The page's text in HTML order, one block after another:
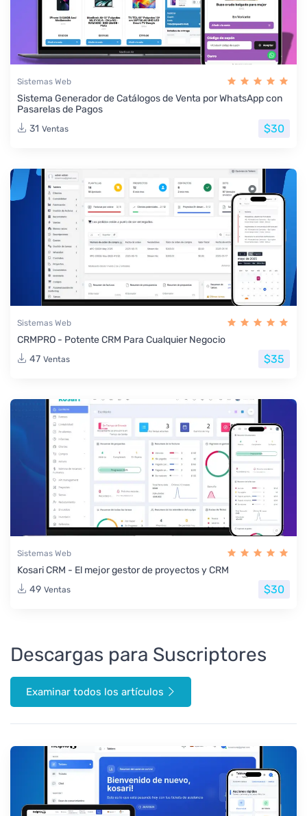
Sistemas Web
Sistema Generador de Catálogos de Venta por WhatsApp con
Pasarelas de Pagos
31 Ventas $30
Sistemas Web
CRMPRO - Potente CRM Para Cualquier Negocio
47 Ventas $35
Sistemas Web
Kosari CRM - El mejor gestor de proyectos y CRM
49 Ventas $30
Descargas para Suscriptores
Examinar todos los artículos